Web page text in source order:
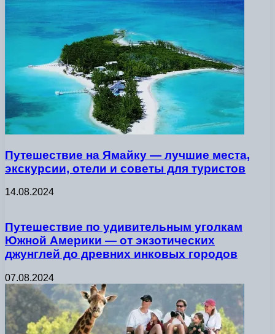
Путешествие на Ямайку — лучшие места,
экскурсии, отели и советы для туристов
14.08.2024
Путешествие по удивительным уголкам
Южной Америки — от экзотических
джунглей до древних инковых городов
07.08.2024